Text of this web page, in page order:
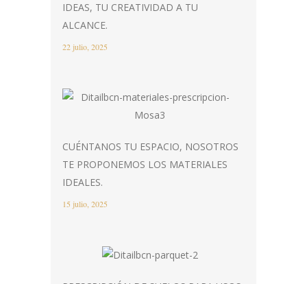
IDEAS, TU CREATIVIDAD A TU
ALCANCE.
22 julio, 2025
CUÉNTANOS TU ESPACIO, NOSOTROS
TE PROPONEMOS LOS MATERIALES
IDEALES.
15 julio, 2025